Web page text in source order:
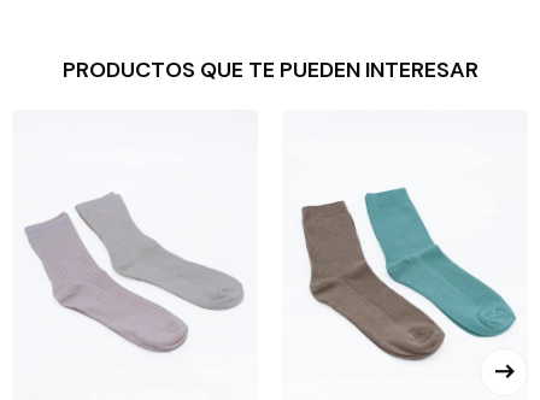
PRODUCTOS QUE TE PUEDEN INTERESAR